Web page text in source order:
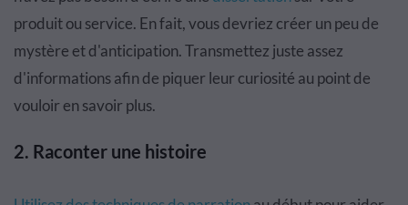
produit ou service. En fait, vous devriez créer un peu de
mystère et d'anticipation. Transmettez juste assez
d'informations afin de piquer leur curiosité au point de
vouloir en savoir plus.
2. Raconter une histoire